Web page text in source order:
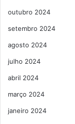
outubro 2024
setembro 2024
agosto 2024
julho 2024
abril 2024
março 2024
janeiro 2024